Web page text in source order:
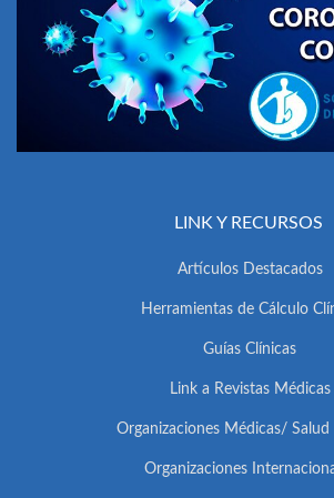
LINK Y RECURSOS
Artículos Destacados
Herramientas de Cálculo
Guías Clínicas
Link a Revistas Médicas
Organizaciones Médicas/ Salud
Organizaciones